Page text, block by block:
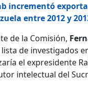
incrementó
entre 2012 y
de la Comisión,
lista de investigados
el expresidente
intelectual del